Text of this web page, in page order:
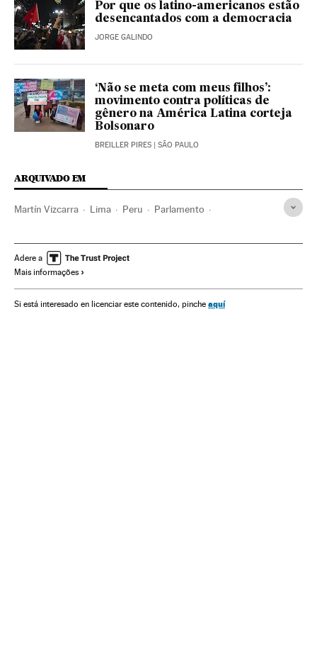
Por que os latino-americanos estão
desencantados com a democracia
JORGE GALINDO
‘Não se meta com meus filhos’:
movimento contra políticas de
gênero na América Latina corteja
Bolsonaro
BREILLER PIRES | SÃO PAULO
ARQUIVADO EM
Martín Vizcarra Lima Peru Parlamento
Adere a
Mais informações
Si está interesado en licenciar este contenido, pinche aquí